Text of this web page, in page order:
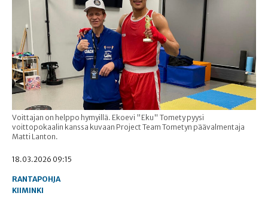
Voittajan on helppo hymyillä. Ekoevi "Eku" Tomety pyysi
voittopokaalin kanssa kuvaan Project Team Tometyn päävalmentaja
Matti Lanton.
18.03.2026 09:15
RANTAPOHJA
KIIMINKI